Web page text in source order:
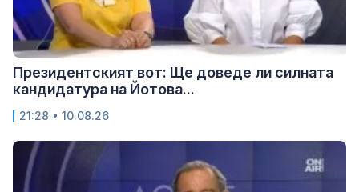
Президентският вот: Ще доведе ли силната
кандидатура на Йотова...
21:28 • 10.08.26